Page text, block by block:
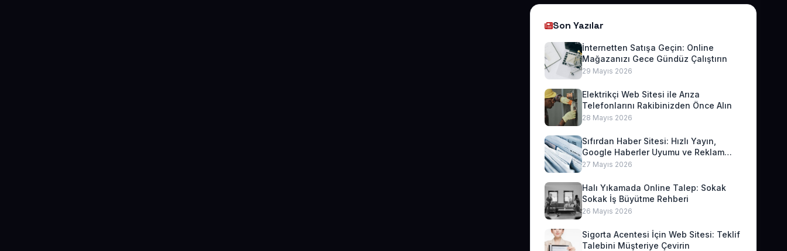
Son Yazılar
İnternetten Satışa Geçin: Online
Mağazanızı Gece Gündüz Çalıştırın
29 Mayıs 2026
Elektrikçi Web Sitesi ile Arıza
Telefonlarını Rakibinizden Önce Alın
28 Mayıs 2026
Sıfırdan Haber Sitesi: Hızlı Yayın,
Google Haberler Uyumu ve Reklam
Geliri
27 Mayıs 2026
Halı Yıkamada Online Talep: Sokak
Sokak İş Büyütme Rehberi
26 Mayıs 2026
Sigorta Acentesi İçin Web Sitesi: Teklif
Talebini Müşteriye Çevirin